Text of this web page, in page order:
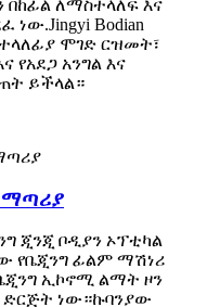
ለማስተላለፍ እና
ነው.Jingyi Bodian
ሞገድ ርዝመት፣
የአደጋ አንግል እና
ይችላል።
ማጣሪያ
ጂንጂ ቦዲያን ኦፕቲካል
የቤጂንግ ፊልም ማሽነሪ
ኢኮኖሚ ልማት ዞን
ድርጅት ነው።ኩባንያው